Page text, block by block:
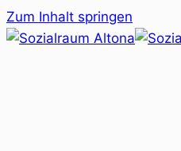
Zum Inhalt springen